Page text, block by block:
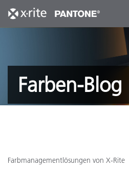
Farben-Blog
Farbmanagementlösungen von X-Rite